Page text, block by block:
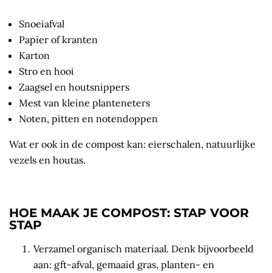
Snoeiafval
Papier of kranten
Karton
Stro en hooi
Zaagsel en houtsnippers
Mest van kleine planteneters
Noten, pitten en notendoppen
Wat er ook in de compost kan: eierschalen, natuurlijke
vezels en houtas.
HOE MAAK JE COMPOST: STAP VOOR
STAP
Verzamel organisch materiaal. Denk bijvoorbeeld
aan: gft-afval, gemaaid gras, planten- en